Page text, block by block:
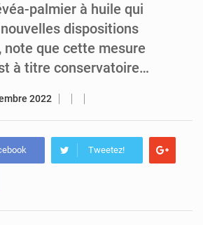
palmier à huile qui
dispositions
note que cette mesure
à titre conservatoire…
2022
Tweetez!